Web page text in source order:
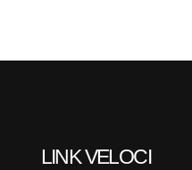
LINK VELOCI